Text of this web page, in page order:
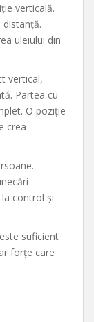
verticală.
distanță.
uleiului din
vertical,
Partea cu
O poziție
crea
control și
suficient
forțe care